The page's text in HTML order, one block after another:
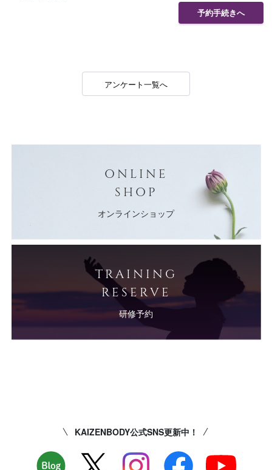
予約手続きへ
アンケート一覧へ
ONLINE
SHOP
オンラインショップ
TRAINING
RESERVE
研修予約
KAIZENBODY公式SNS更新中！